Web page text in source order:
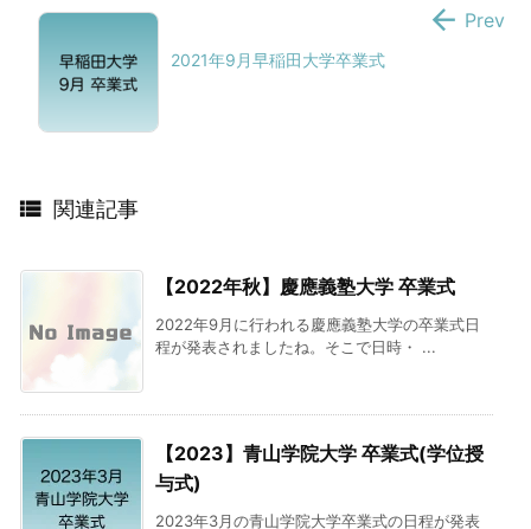
2021年9月早稲田大学卒業式
 Prev
 関連記事
【2022年秋】慶應義塾大学 卒業式
2022年9月に行われる慶應義塾大学の卒業式日
程が発表されましたね。そこで日時・ ...
【2023】青山学院大学 卒業式(学位授
与式)
2023年3月の青山学院大学卒業式の日程が発表